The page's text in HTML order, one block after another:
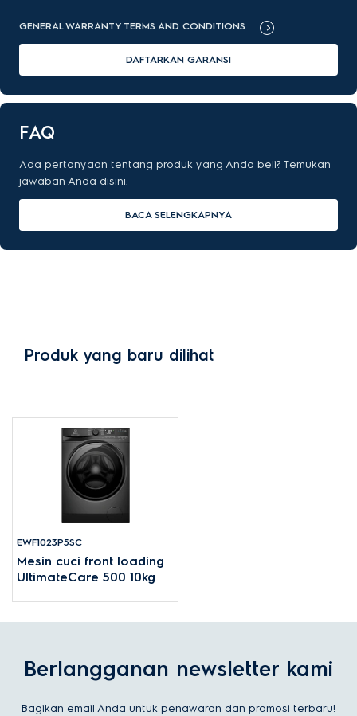
GENERAL WARRANTY TERMS AND CONDITIONS
DAFTARKAN GARANSI
FAQ
Ada pertanyaan tentang produk yang Anda beli? Temukan
jawaban Anda disini.
BACA SELENGKAPNYA
Produk yang baru dilihat
EWF1023P5SC
Mesin cuci front loading
UltimateCare 500 10kg
Berlangganan newsletter kami
Bagikan email Anda untuk penawaran dan promosi terbaru!